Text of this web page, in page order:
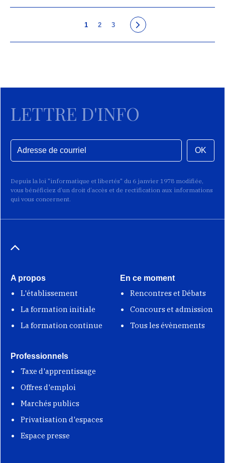
1 2 3
LETTRE D'INFO
OK
Depuis la loi "informatique et libertés" du 6 janvier 1978 modifiée,
vous bénéficiez d’un droit d’accès et de rectification aux informations
qui vous concernent.
A propos
L'établissement
La formation initiale
La formation continue
En ce moment
Rencontres et Débats
Concours et admission
Tous les évènements
Professionnels
Taxe d'apprentissage
Offres d'emploi
Marchés publics
Privatisation d'espaces
Espace presse